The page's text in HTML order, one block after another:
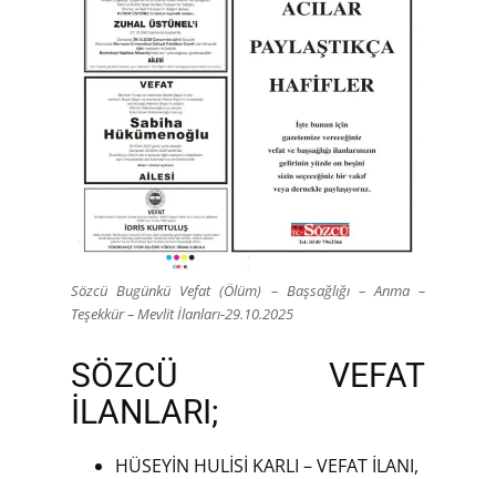
Sözcü Bugünkü Vefat (Ölüm) – Başsağlığı – Anma –
Teşekkür – Mevlit İlanları-29.10.2025
SÖZCÜ VEFAT
İLANLARI;
HÜSEYİN HULİSİ KARLI – VEFAT İLANI,